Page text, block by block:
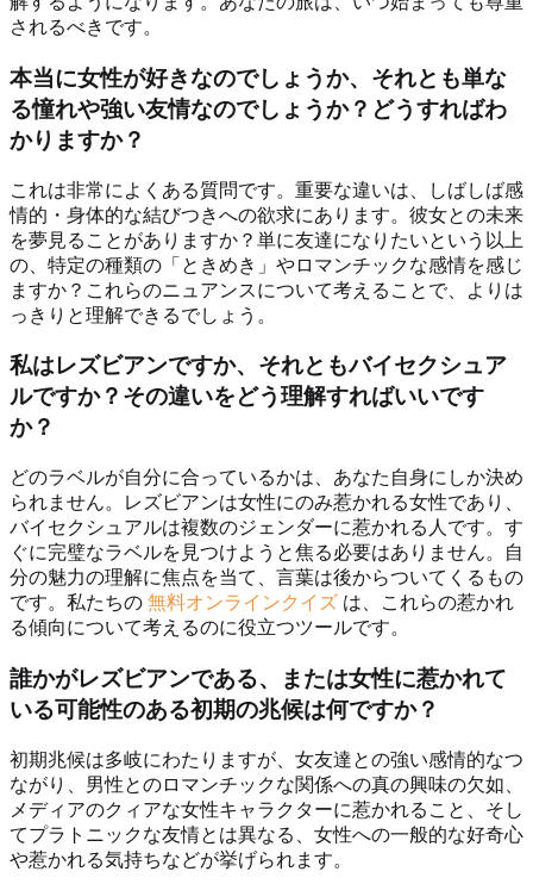
されるべきです。
本当に女性が好きなのでしょうか、それとも単な
る憧れや強い友情なのでしょうか？どうすればわ
かりますか？
これは非常によくある質問です。重要な違いは、しばしば感
情的・身体的な結びつきへの欲求にあります。彼女との未来
を夢見ることがありますか？単に友達になりたいという以上
の、特定の種類の「ときめき」やロマンチックな感情を感じ
ますか？これらのニュアンスについて考えることで、よりは
っきりと理解できるでしょう。
私はレズビアンですか、それともバイセクシュア
ルですか？その違いをどう理解すればいいです
か？
どのラベルが自分に合っているかは、あなた自身にしか決め
られません。レズビアンは女性にのみ惹かれる女性であり、
バイセクシュアルは複数のジェンダーに惹かれる人です。す
ぐに完璧なラベルを見つけようと焦る必要はありません。自
分の魅力の理解に焦点を当て、言葉は後からついてくるもの
です。私たちの 無料オンラインクイズ は、これらの惹かれ
る傾向について考えるのに役立つツールです。
誰かがレズビアンである、または女性に惹かれて
いる可能性のある初期の兆候は何ですか？
初期兆候は多岐にわたりますが、女友達との強い感情的なつ
ながり、男性とのロマンチックな関係への真の興味の欠如、
メディアのクィアな女性キャラクターに惹かれること、そし
てプラトニックな友情とは異なる、女性への一般的な好奇心
や惹かれる気持ちなどが挙げられます。